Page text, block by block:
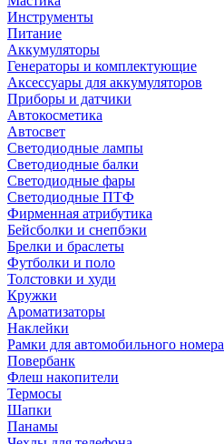
Инструменты
Питание
Аккумуляторы
Генераторы и комплектующие
Аксессуары для аккумуляторов
Приборы и датчики
Автокосметика
Автосвет
Светодиодные лампы
Светодиодные балки
Светодиодные фары
Светодиодные ПТФ
Фирменная атрибутика
Бейсболки и снепбэки
Брелки и браслеты
Футболки и поло
Толстовки и худи
Кружки
Ароматизаторы
Наклейки
Рамки для автомобильного номера
Повербанк
Флеш накопители
Термосы
Шапки
Панамы